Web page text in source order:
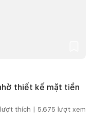
thiết kế mặt tiền
lượt thích | 5.675 lượt xem